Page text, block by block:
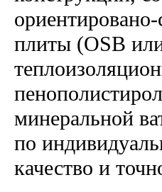
плиты (OSB
минеральной
по
качество и